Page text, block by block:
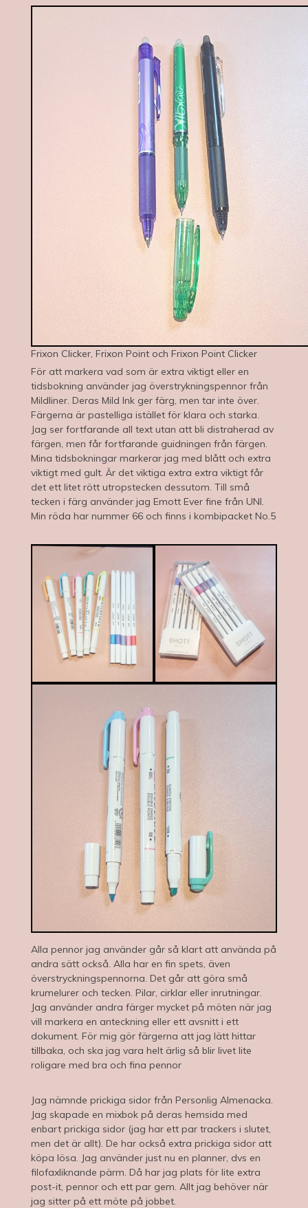
Frixon Clicker, Frixon Point och Frixon Point Clicker
För att markera vad som är extra viktigt eller en
tidsbokning använder jag överstrykningspennor från
Mildliner. Deras Mild Ink ger färg, men tar inte över.
Färgerna är pastelliga istället för klara och starka.
Jag ser fortfarande all text utan att bli distraherad av
färgen, men får fortfarande guidningen från färgen.
Mina tidsbokningar markerar jag med blått och extra
viktigt med gult. Är det viktiga extra extra viktigt får
det ett litet rött utropstecken dessutom. Till små
tecken i färg använder jag Emott Ever fine från UNI.
Min röda har nummer 66 och finns i kombipacket No.5
Alla pennor jag använder går så klart att använda på
andra sätt också. Alla har en fin spets, även
överstryckningspennorna. Det går att göra små
krumelurer och tecken. Pilar, cirklar eller inrutningar.
Jag använder andra färger mycket på möten när jag
vill markera en anteckning eller ett avsnitt i ett
dokument. För mig gör färgerna att jag lätt hittar
tillbaka, och ska jag vara helt ärlig så blir livet lite
roligare med bra och fina pennor
Jag nämnde prickiga sidor från Personlig Almenacka.
Jag skapade en mixbok på deras hemsida med
enbart prickiga sidor (jag har ett par trackers i slutet,
men det är allt). De har också extra prickiga sidor att
köpa lösa. Jag använder just nu en planner, dvs en
filofaxliknande pärm. Då har jag plats för lite extra
post-it, pennor och ett par gem. Allt jag behöver när
jag sitter på ett möte på jobbet.